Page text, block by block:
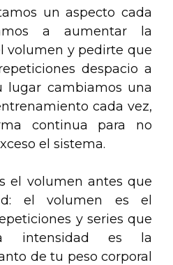
un aspecto cada
a aumentar la
volumen y pedirte que
despacio a
lugar cambiamos una
cada vez,
continua para no
el sistema.
el volumen antes que
el volumen es el
y series que
intensidad es la
de tu peso corporal